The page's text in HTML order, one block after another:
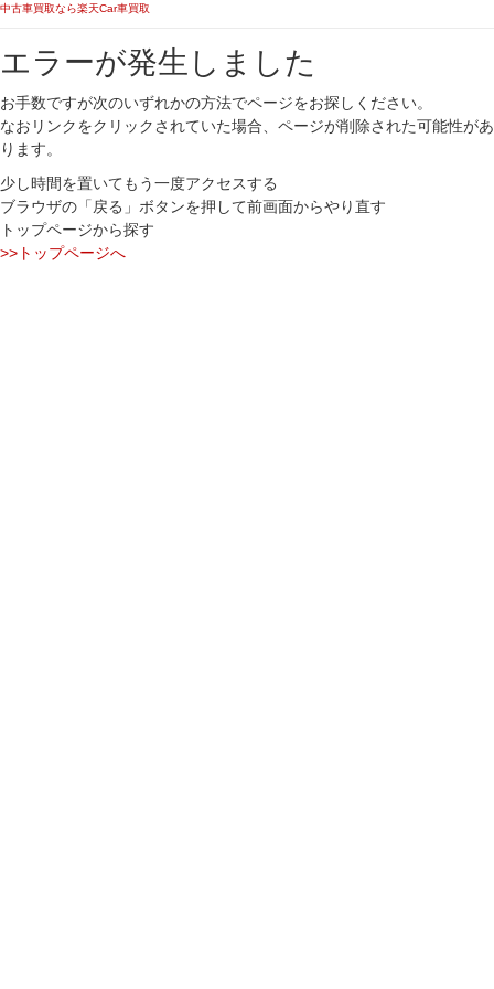
中古車買取なら楽天Car車買取
エラーが発生しました
お手数ですが次のいずれかの方法でページをお探しください。
なおリンクをクリックされていた場合、ページが削除された可能性があ
ります。
少し時間を置いてもう一度アクセスする
ブラウザの「戻る」ボタンを押して前画面からやり直す
トップページから探す
>>トップページへ